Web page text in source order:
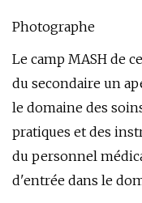
Photographe
Le camp MASH de
du secondaire un
le domaine des
pratiques et des
du personnel
d'entrée dans le